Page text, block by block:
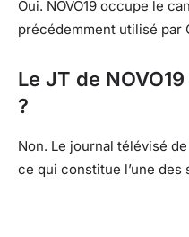
Oui. NOVO19 occupe le
précédemment utilisé par
Le JT de
?
Non. Le journal télévisé de
ce qui constitue l’une